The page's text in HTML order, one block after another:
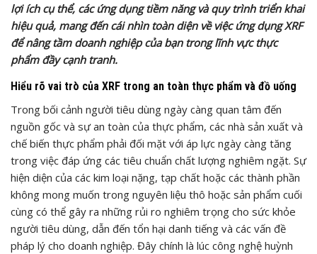
lợi ích cụ thể, các ứng dụng tiềm năng và quy trình triển khai
hiệu quả, mang đến cái nhìn toàn diện về việc ứng dụng XRF
để nâng tầm doanh nghiệp của bạn trong lĩnh vực thực
phẩm đầy cạnh tranh.
Hiểu rõ vai trò của XRF trong an toàn thực phẩm và đồ uống
Trong bối cảnh người tiêu dùng ngày càng quan tâm đến
nguồn gốc và sự an toàn của thực phẩm, các nhà sản xuất và
chế biến thực phẩm phải đối mặt với áp lực ngày càng tăng
trong việc đáp ứng các tiêu chuẩn chất lượng nghiêm ngặt. Sự
hiện diện của các kim loại nặng, tạp chất hoặc các thành phần
không mong muốn trong nguyên liệu thô hoặc sản phẩm cuối
cùng có thể gây ra những rủi ro nghiêm trọng cho sức khỏe
người tiêu dùng, dẫn đến tổn hại danh tiếng và các vấn đề
pháp lý cho doanh nghiệp. Đây chính là lúc công nghệ huỳnh